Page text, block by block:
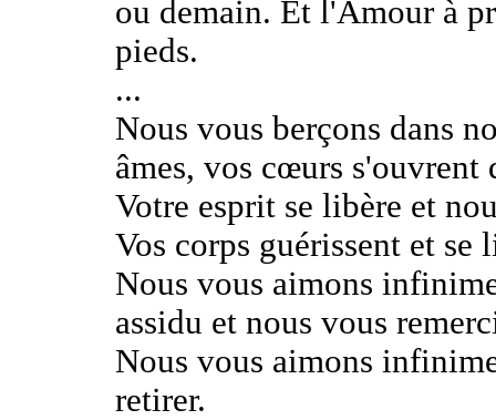
ou demain. Et l'Amour à
pieds.
...
Nous vous berçons dans
âmes, vos cœurs s'ouvrent
Votre esprit se libère et
Vos corps guérissent et se
Nous vous aimons
assidu et nous vous
Nous vous aimons
retirer.